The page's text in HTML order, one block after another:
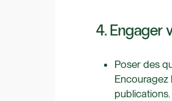
4. Engager
Poser des
Encouragez
publications.